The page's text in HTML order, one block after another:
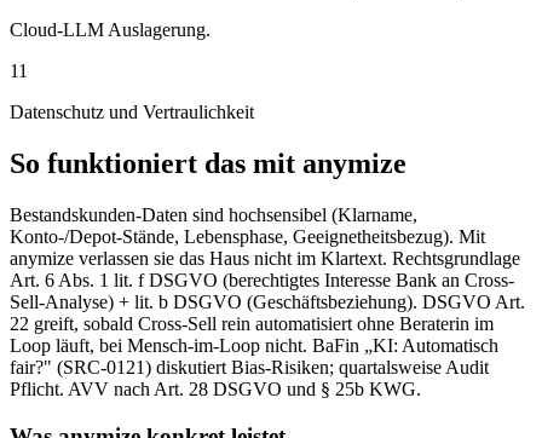
Cloud-LLM Auslagerung.
11
Datenschutz und Vertraulichkeit
So funktioniert das mit anymize
Bestandskunden-Daten sind hochsensibel (Klarname,
Konto-/Depot-Stände, Lebensphase, Geeignetheitsbezug). Mit
anymize verlassen sie das Haus nicht im Klartext. Rechtsgrundlage
Art. 6 Abs. 1 lit. f DSGVO (berechtigtes Interesse Bank an Cross-
Sell-Analyse) + lit. b DSGVO (Geschäftsbeziehung). DSGVO Art.
22 greift, sobald Cross-Sell rein automatisiert ohne Beraterin im
Loop läuft, bei Mensch-im-Loop nicht. BaFin „KI: Automatisch
fair?" (SRC-0121) diskutiert Bias-Risiken; quartalsweise Audit
Pflicht. AVV nach Art. 28 DSGVO und § 25b KWG.